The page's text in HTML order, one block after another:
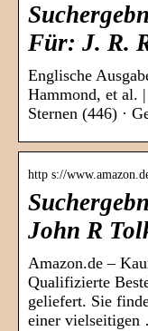
Für: J. R.
Englische
Hammond, et al.
Sternen (446) ·
http s://
John R
Amazon.de –
Qualifizierte
geliefert. Sie
einer